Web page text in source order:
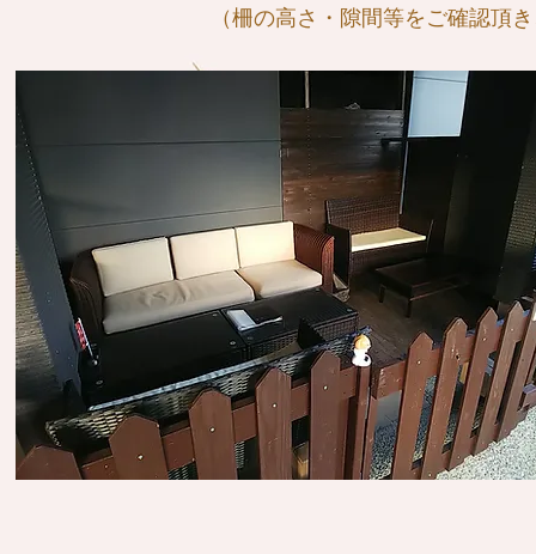
（柵の高さ・隙間等をご確認頂き